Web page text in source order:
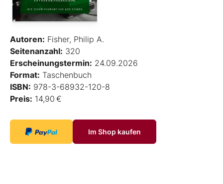
Autoren: Fisher, Philip A.
Seitenanzahl: 320
Erscheinungstermin: 24.09.2026
Format: Taschenbuch
ISBN: 978-3-68932-120-8
Preis: 14,90 €
Im Shop kaufen